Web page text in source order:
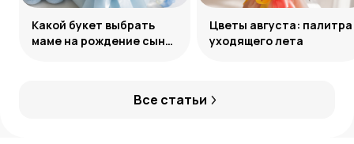
Все статьи
Какой букет выбрать
маме на рождение сына:
Цветы августа: палитра
уходящего лета